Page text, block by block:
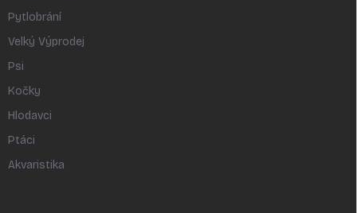
Pytlobrání
Velký Výprodej
Psi
Kočky
Hlodavci
Ptáci
Akvaristika